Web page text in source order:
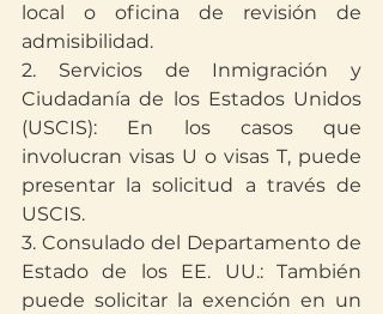
local o oficina de revisión de
admisibilidad.
2. Servicios de Inmigración y
Ciudadanía de los Estados Unidos
(USCIS): En los casos que
involucran visas U o visas T, puede
presentar la solicitud a través de
USCIS.
3. Consulado del Departamento de
Estado de los EE. UU.: También
puede solicitar la exención en un